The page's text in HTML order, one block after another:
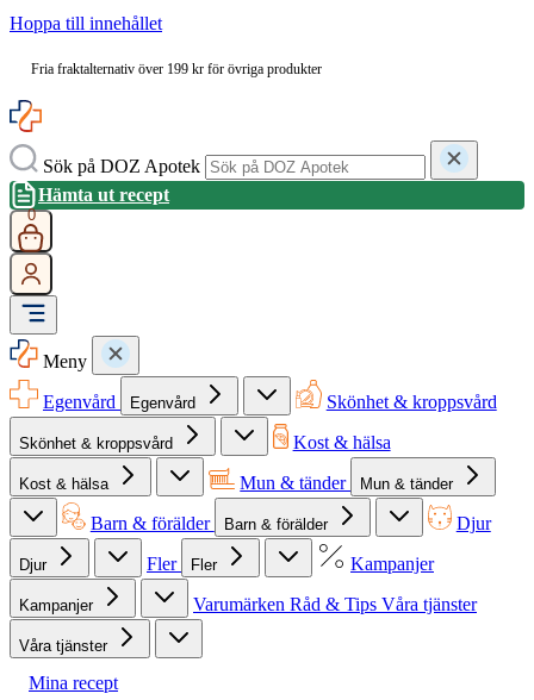
Hoppa till innehållet
Fria fraktalternativ över 199 kr för övriga produkter
Sök på DOZ Apotek
Hämta ut recept
0
Meny
Egenvård
Egenvård Skönhet & kroppsvård
Skönhet & kroppsvård Kost & hälsa
Kost & hälsa Mun & tänder Mun & tänder
Barn & förälder Barn & förälder Djur
Djur Fler Fler Kampanjer
Kampanjer Varumärken Råd & Tips Våra tjänster
Våra tjänster
Mina recept